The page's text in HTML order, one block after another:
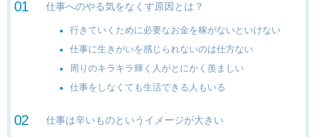
仕事へのやる気をなくす原因とは？
行きていくために必要なお金を稼がないといけない
仕事に生きがいを感じられないのは仕方ない
周りのキラキラ輝く人がとにかく羨ましい
仕事をしなくても生活できる人もいる
仕事は辛いものというイメージが大きい